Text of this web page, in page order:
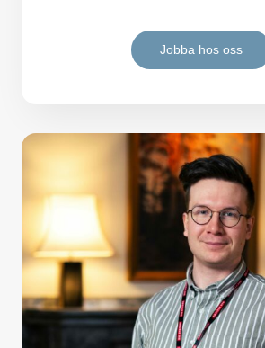
Jobba hos oss